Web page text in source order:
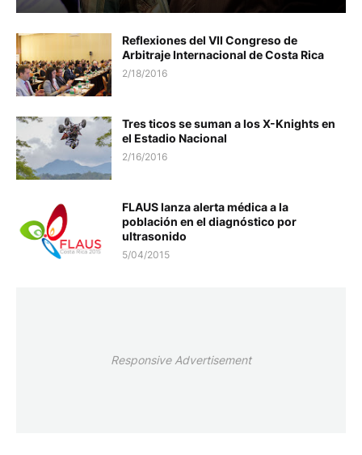
Reflexiones del VII Congreso de
Arbitraje Internacional de Costa Rica
2/18/2016
Tres ticos se suman a los X-Knights en
el Estadio Nacional
2/16/2016
FLAUS lanza alerta médica a la
población en el diagnóstico por
ultrasonido
5/04/2015
Responsive Advertisement